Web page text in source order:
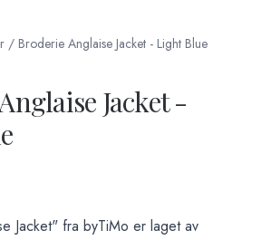
/ Broderie Anglaise Jacket - Light Blue
Jacket -
Jacket" fra byTiMo er laget av